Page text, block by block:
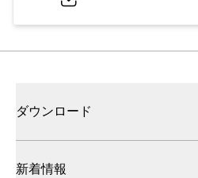
ダウンロード
新着情報